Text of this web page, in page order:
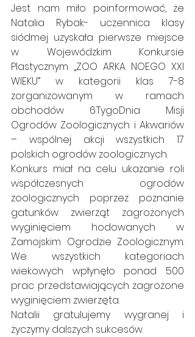
Jest nam miło poinformować, że
Natalia Rybak- uczennica klasy
siódmej uzyskała pierwsze miejsce
w Wojewódzkim Konkursie
Plastycznym „ZOO ARKA NOEGO XXI
WIEKU” w kategorii klas 7-8
zorganizowanym w ramach
obchodów 6.TygoDnia Misji
Ogrodów Zoologicznych i Akwariów
– wspólnej akcji wszystkich 17
polskich ogrodów zoologicznych.
Konkurs miał na celu ukazanie roli
współczesnych ogrodów
zoologicznych poprzez poznanie
gatunków zwierząt zagrożonych
wyginięciem hodowanych w
Zamojskim Ogrodzie Zoologicznym.
We wszystkich kategoriach
wiekowych wpłynęło ponad 500
prac przedstawiających zagrożone
wyginięciem zwierzęta.
Natalii gratulujemy wygranej i
życzymy dalszych sukcesów.